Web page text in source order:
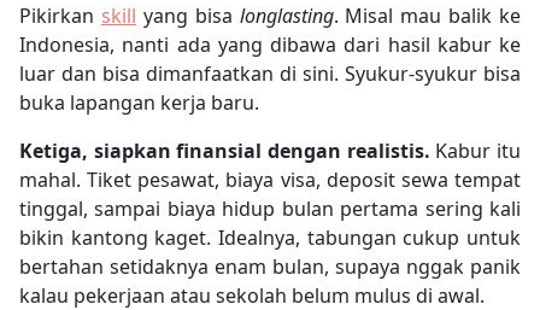
Pikirkan skill yang bisa longlasting. Misal mau balik ke
Indonesia, nanti ada yang dibawa dari hasil kabur ke
luar dan bisa dimanfaatkan di sini. Syukur-syukur bisa
buka lapangan kerja baru.
Ketiga, siapkan finansial dengan realistis. Kabur itu
mahal. Tiket pesawat, biaya visa, deposit sewa tempat
tinggal, sampai biaya hidup bulan pertama sering kali
bikin kantong kaget. Idealnya, tabungan cukup untuk
bertahan setidaknya enam bulan, supaya nggak panik
kalau pekerjaan atau sekolah belum mulus di awal.